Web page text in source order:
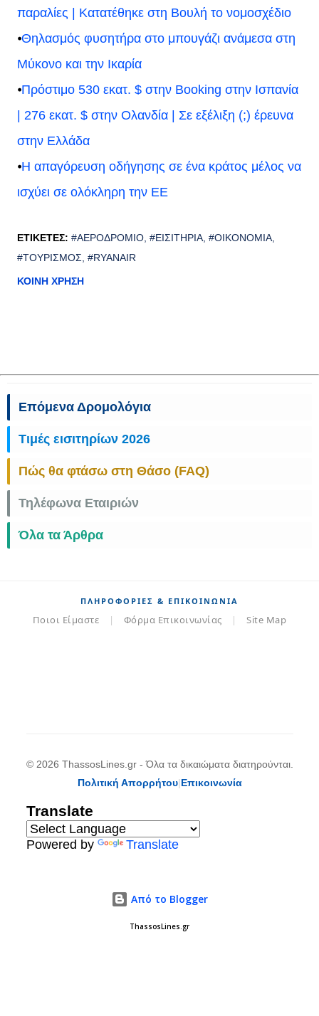
παραλίες | Κατατέθηκε στη Βουλή το νομοσχέδιο
⦁Θηλασμός φυσητήρα στο μπουγάζι ανάμεσα στη
Μύκονο και την Ικαρία
⦁Πρόστιμο 530 εκατ. $ στην Booking στην Ισπανία
| 276 εκατ. $ στην Ολανδία | Σε εξέλιξη (;) έρευνα
στην Ελλάδα
⦁Η απαγόρευση οδήγησης σε ένα κράτος μέλος να
ισχύει σε ολόκληρη την ΕΕ
ΕΤΙΚΈΤΕΣ: #ΑΕΡΟΔΡΌΜΙΟ #ΕΙΣΙΤΉΡΙΑ #ΟΙΚΟΝΟΜΊΑ
#ΤΟΥΡΙΣΜΌΣ #RYANAIR
ΚΟΙΝΉ ΧΡΉΣΗ
Επόμενα Δρομολόγια
Τιμές εισιτηρίων 2026
Πώς θα φτάσω στη Θάσο (FAQ)
Τηλέφωνα Εταιριών
Όλα τα Άρθρα
ΠΛΗΡΟΦΟΡΊΕΣ & ΕΠΙΚΟΙΝΩΝΊΑ
Ποιοι Είμαστε | Φόρμα Επικοινωνίας | Site Map
© 2026 ThassosLines.gr - Όλα τα δικαιώματα διατηρούνται.
Πολιτική Απορρήτου|Επικοινωνία
Translate
Powered by Translate
Από το Blogger
ThassosLines.gr